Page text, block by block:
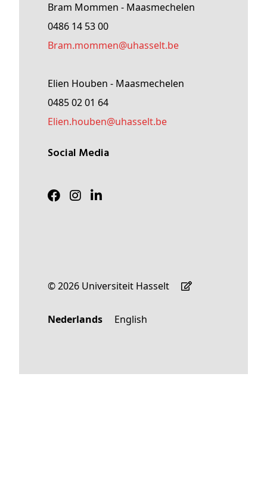
Bram Mommen - Maasmechelen
0486 14 53 00
Bram.mommen@uhasselt.be
Elien Houben - Maasmechelen
0485 02 01 64
Elien.houben@uhasselt.be
Social Media
© 2026 Universiteit Hasselt
Nederlands English